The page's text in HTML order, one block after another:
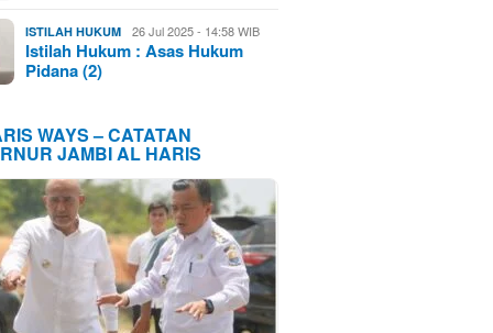
ISTILAH HUKUM 26 Jul 2025 - 14:58 WIB
Istilah Hukum : Asas Hukum
Pidana (2)
WAYS – CATATAN
JAMBI AL HARIS